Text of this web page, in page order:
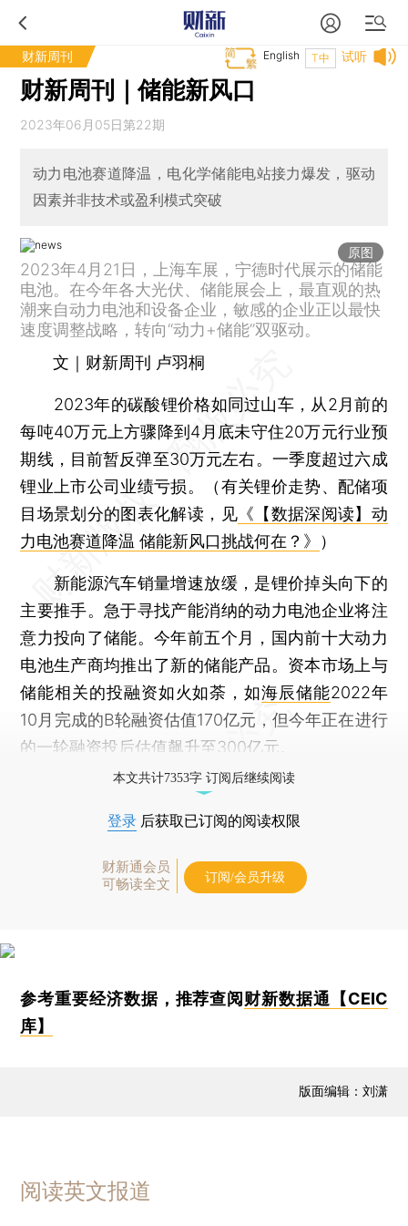
财新周刊 试听
T中
English
财新周刊｜储能新风口
2023年06月05日第22期
动力电池赛道降温，电化学储能电站接力爆发，驱动
因素并非技术或盈利模式突破
原图
2023年4月21日，上海车展，宁德时代展示的储能
电池。在今年各大光伏、储能展会上，最直观的热
潮来自动力电池和设备企业，敏感的企业正以最快
速度调整战略，转向“动力+储能”双驱动。
文｜财新周刊 卢羽桐
2023年的碳酸锂价格如同过山车，从2月前的
每吨40万元上方骤降到4月底未守住20万元行业预
期线，目前暂反弹至30万元左右。一季度超过六成
锂业上市公司业绩亏损。（有关锂价走势、配储项
目场景划分的图表化解读，见《【数据深阅读】动
力电池赛道降温 储能新风口挑战何在？》
）
新能源汽车销量增速放缓，是锂价掉头向下的
主要推手。急于寻找产能消纳的动力电池企业将注
意力投向了储能。今年前五个月，国内前十大动力
电池生产商均推出了新的储能产品。资本市场上与
储能相关的投融资如火如荼，如海辰储能2022年
10月完成的B轮融资估值170亿元，但今年正在进行
的一轮融资投后估值飙升至300亿元。
本文共计7353字 订阅后继续阅读
登录 后获取已订阅的阅读权限
财新通会员
可畅读全文
订阅/会员升级
参考重要经济数据，推荐查阅 财新数据通【CEIC
库】
版面编辑：刘潇
阅读英文报道